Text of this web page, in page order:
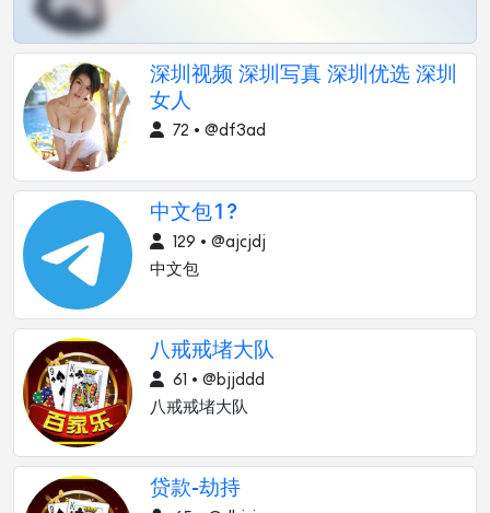
深圳视频 深圳写真 深圳优选 深圳
女人
72 • @df3ad
中文包?
129 • @ajcjdj
中文包
八戒戒堵大队
61 • @bjjddd
八戒戒堵大队
贷款-劫持